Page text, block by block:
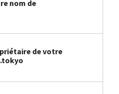
nom de
de votre